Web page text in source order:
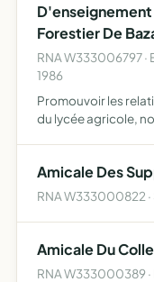
Forestier De
RNA W333006797
1986
Promouvoir les
du lycée agricole,
Amicale Des
RNA W333000822 ·
Amicale Du
RNA W333000389